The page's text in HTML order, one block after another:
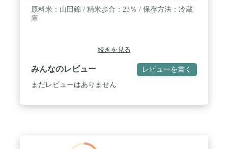
原料米：山田錦 / 精米歩合：23％ / 保存方法：冷蔵
庫
続きを見る
みんなのレビュー レビューを書く
まだレビューはありません